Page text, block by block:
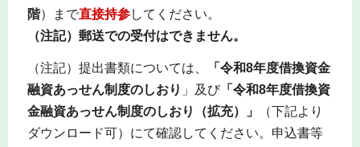
階）まで直接持参してください。
（注記）郵送での受付はできません。
（注記）提出書類については、
「令和8年度借換資金
融資あっせん制度のしおり 」及び「令和8年度借換資
金融資あっせん制度のしおり（拡充）」
（下記より
ダウンロード可）にて確認してください。申込書等